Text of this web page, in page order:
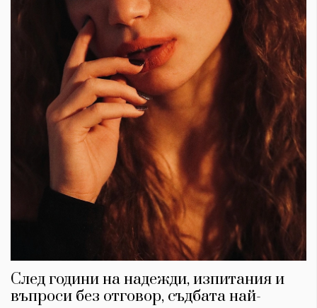
След години на надежди, изпитания и
въпроси без отговор, съдбата най-